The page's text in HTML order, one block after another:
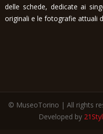
delle schede, dedicate ai
originali e le fotografie attuali
© MuseoTorino | All rights
Developed by